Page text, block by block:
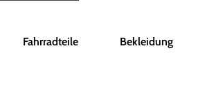
Fahrradteile Bekleidung